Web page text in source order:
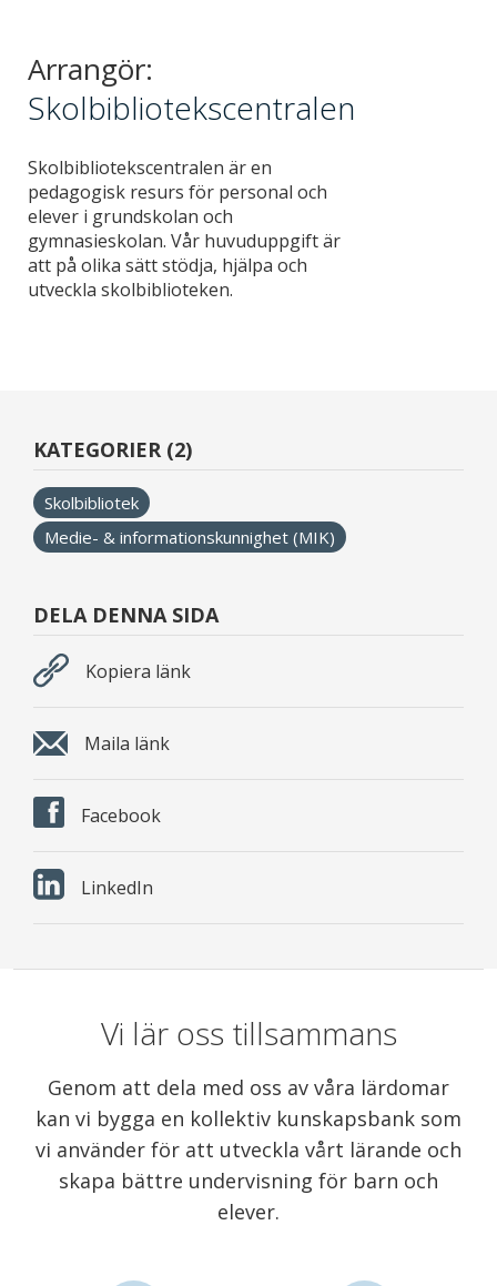
Arrangör:
Skolbibliotekscentralen
Skolbibliotekscentralen är en
pedagogisk resurs för personal och
elever i grundskolan och
gymnasieskolan. Vår huvuduppgift är
att på olika sätt stödja, hjälpa och
utveckla skolbiblioteken.
KATEGORIER (2)
Skolbibliotek
Medie- & informationskunnighet (MIK)
DELA DENNA SIDA
Kopiera länk
Maila länk
Facebook
LinkedIn
Vi lär oss tillsammans
Genom att dela med oss av våra lärdomar
kan vi bygga en kollektiv kunskapsbank som
vi använder för att utveckla vårt lärande och
skapa bättre undervisning för barn och
elever.